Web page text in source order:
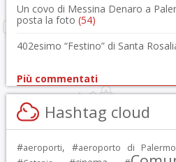
Un covo di Messina Denaro a
posta la foto (54)
402esimo “Festino” di Santa
Più commentati
Hashtag cloud
#aeroporti, #aeroporto di Palermo